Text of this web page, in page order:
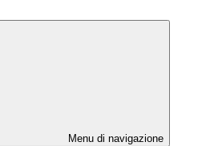
Menu di navigazione